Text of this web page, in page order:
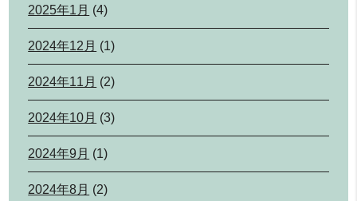
2025年1月 (4)
2024年12月 (1)
2024年11月 (2)
2024年10月 (3)
2024年9月 (1)
2024年8月 (2)